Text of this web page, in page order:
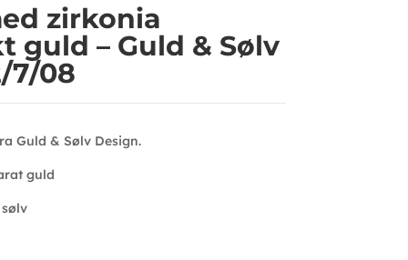
zirkonia
– Guld & Sølv
7/08
Guld & Sølv Design.
guld